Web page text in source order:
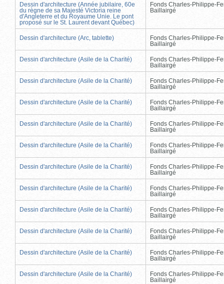
Dessin d'architecture (Année jubilaire, 60e
du règne de sa Majesté Victoria reine
d'Angleterre et du Royaume Unie. Le pont
proposé sur le St. Laurent devant Québec)
Fonds Charles-Philippe-
Baillairgé
Dessin d'architecture (Arc, tablette)
Fonds Charles-Philippe-
Baillairgé
Dessin d'architecture (Asile de la Charité)
Fonds Charles-Philippe-
Baillairgé
Dessin d'architecture (Asile de la Charité)
Fonds Charles-Philippe-
Baillairgé
Dessin d'architecture (Asile de la Charité)
Fonds Charles-Philippe-
Baillairgé
Dessin d'architecture (Asile de la Charité)
Fonds Charles-Philippe-
Baillairgé
Dessin d'architecture (Asile de la Charité)
Fonds Charles-Philippe-
Baillairgé
Dessin d'architecture (Asile de la Charité)
Fonds Charles-Philippe-
Baillairgé
Dessin d'architecture (Asile de la Charité)
Fonds Charles-Philippe-
Baillairgé
Dessin d'architecture (Asile de la Charité)
Fonds Charles-Philippe-
Baillairgé
Dessin d'architecture (Asile de la Charité)
Fonds Charles-Philippe-
Baillairgé
Dessin d'architecture (Asile de la Charité)
Fonds Charles-Philippe-
Baillairgé
Dessin d'architecture (Asile de la Charité)
Fonds Charles-Philippe-
Baillairgé